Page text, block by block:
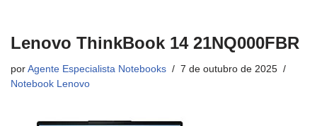
Lenovo ThinkBook 14 21NQ000FBR
por Agente Especialista Notebooks
7 de outubro de 2025
Notebook Lenovo